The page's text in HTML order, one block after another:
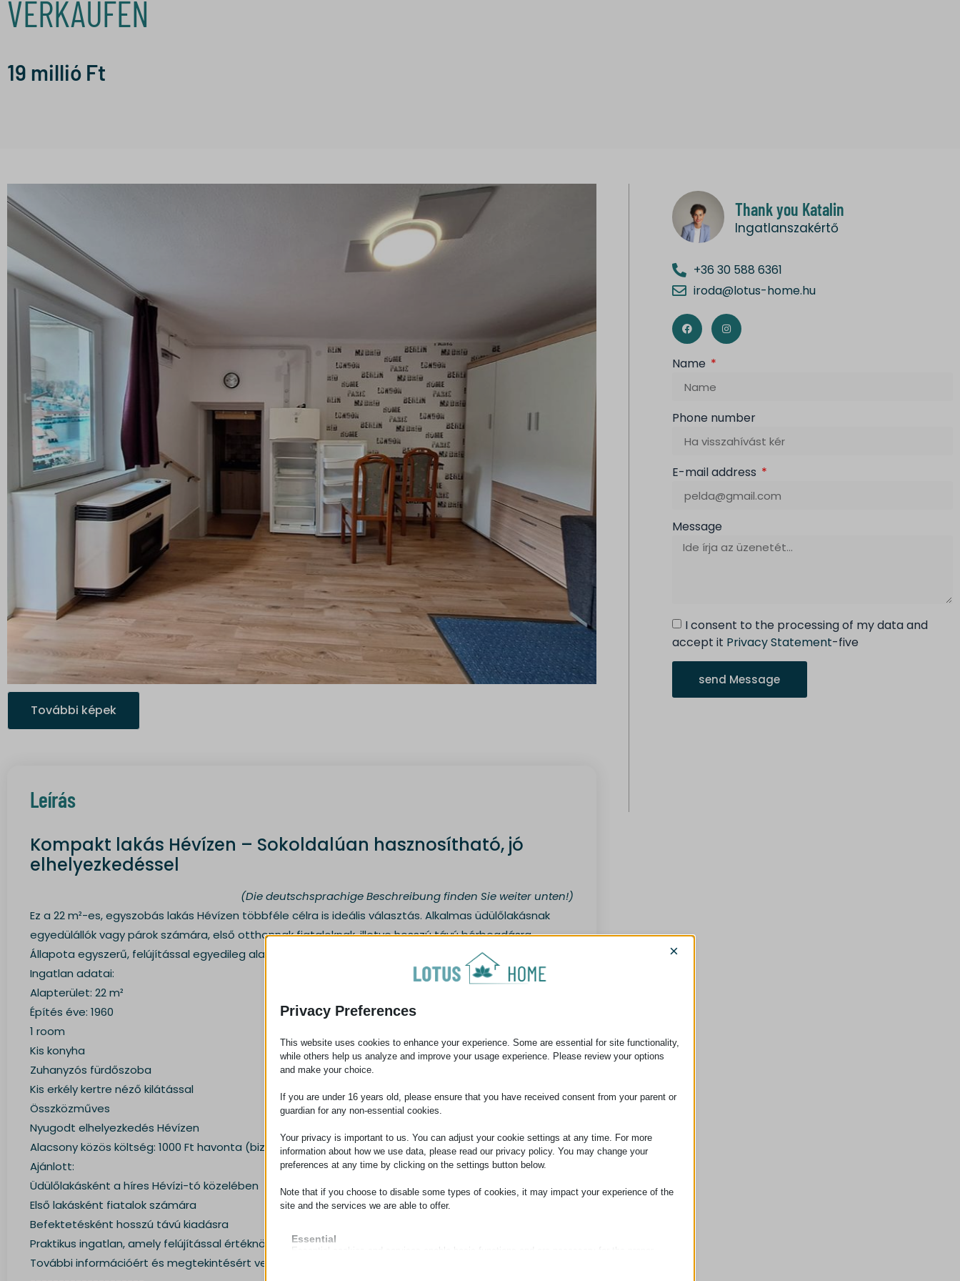
VERKAUFEN
19 millió Ft
További képek
Leírás
Kompakt lakás Hévízen – Sokoldalúan hasznosítható, jó
elhelyezkedéssel
(Die deutschsprachige Beschreibung finden Sie weiter unten!)
Ez a 22 m²-es, egyszobás lakás Hévízen többféle célra is ideális választás. Alkalmas üdülőlakásnak
egyedülállók vagy párok számára, első otthonnak fiataloknak, illetve hosszú távú bérbeadásra.
Állapota egyszerű, felújítással egyedileg alakítható.
Ingatlan adatai:
Alapterület: 22 m²
Építés éve: 1960
1 room
Kis konyha
Zuhanyzós fürdőszoba
Kis erkély kertre néző kilátással
Összközműves
Nyugodt elhelyezkedés Hévízen
Alacsony közös költség: 1000 Ft havonta (biztosítás, víz alapdíj)
Ajánlott:
Üdülőlakásként a híres Hévízi-tó közelében
Első lakásként fiatalok számára
Befektetésként hosszú távú kiadásra
Praktikus ingatlan, amely felújítással értéknövelhető.
További információért és megtekintésért vegye fel velünk a kapcsolatot.
Thank you Katalin
Ingatlanszakértő
+36 30 588 6361
iroda@lotus-home.hu
Name
Phone number
E-mail address
Message
I consent to the processing of my data and
accept it Privacy Statement-five
send Message
Privacy Preferences
×
This website uses cookies to enhance your experience. Some are essential for site functionality,
while others help us analyze and improve your usage experience. Please review your options
and make your choice.
If you are under 16 years old, please ensure that you have received consent from your parent or
guardian for any non-essential cookies.
Your privacy is important to us. You can adjust your cookie settings at any time. For more
information about how we use data, please read our privacy policy. You may change your
preferences at any time by clicking on the settings button below.
Note that if you choose to disable some types of cookies, it may impact your experience of the
site and the services we are able to offer.
Essential
Essential cookies and services enable basic functions and are necessary for the proper